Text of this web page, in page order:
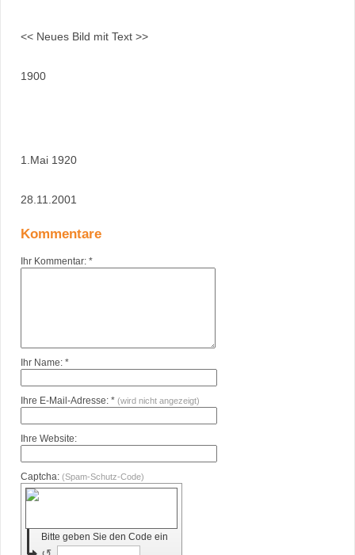
<< Neues Bild mit Text >>
1900
1.Mai 1920
28.11.2001
Kommentare
Ihr Kommentar: *
Ihr Name: *
Ihre E-Mail-Adresse: * (wird nicht angezeigt)
Ihre Website:
Captcha: (Spam-Schutz-Code)
Bitte geben Sie den Code ein